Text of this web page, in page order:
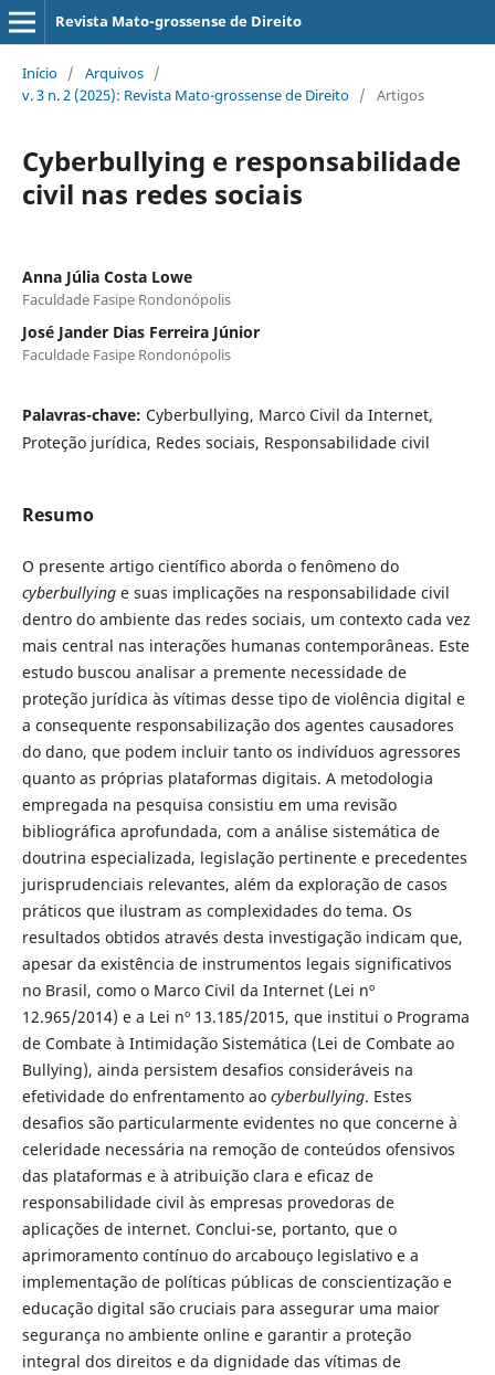
Revista Mato-grossense de Direito
Início / Arquivos /
v. 3 n. 2 (2025): Revista Mato-grossense de Direito / Artigos
Cyberbullying e responsabilidade
civil nas redes sociais
Anna Júlia Costa Lowe
Faculdade Fasipe Rondonópolis
José Jander Dias Ferreira Júnior
Faculdade Fasipe Rondonópolis
Palavras-chave: Cyberbullying, Marco Civil da Internet,
Proteção jurídica, Redes sociais, Responsabilidade civil
Resumo
O presente artigo científico aborda o fenômeno do
cyberbullyinge suas implicações na responsabilidade civil
dentro do ambiente das redes sociais, um contexto cada vez
mais central nas interações humanas contemporâneas. Este
estudo buscou analisar a premente necessidade de
proteção jurídica às vítimas desse tipo de violência digital e
a consequente responsabilização dos agentes causadores
do dano, que podem incluir tanto os indivíduos agressores
quanto as próprias plataformas digitais. A metodologia
empregada na pesquisa consistiu em uma revisão
bibliográfica aprofundada, com a análise sistemática de
doutrina especializada, legislação pertinente e precedentes
jurisprudenciais relevantes, além da exploração de casos
práticos que ilustram as complexidades do tema. Os
resultados obtidos através desta investigação indicam que,
apesar da existência de instrumentos legais significativos
no Brasil, como o Marco Civil da Internet (Lei nº
12.965/2014) e a Lei nº 13.185/2015, que institui o Programa
de Combate à Intimidação Sistemática (Lei de Combate ao
Bullying), ainda persistem desafios consideráveis na
efetividade do enfrentamento ao cyberbullying. Estes
desafios são particularmente evidentes no que concerne à
celeridade necessária na remoção de conteúdos ofensivos
das plataformas e à atribuição clara e eficaz de
responsabilidade civil às empresas provedoras de
aplicações de internet. Conclui-se, portanto, que o
aprimoramento contínuo do arcabouço legislativo e a
implementação de políticas públicas de conscientização e
educação digital são cruciais para assegurar uma maior
segurança no ambiente online e garantir a proteção
integral dos direitos e da dignidade das vítimas de